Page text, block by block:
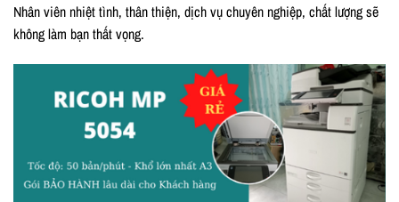
Nhân viên nhiệt tình, thân thiện, dịch vụ chuyên nghiệp, chất lượng sẽ
không làm bạn thất vọng.